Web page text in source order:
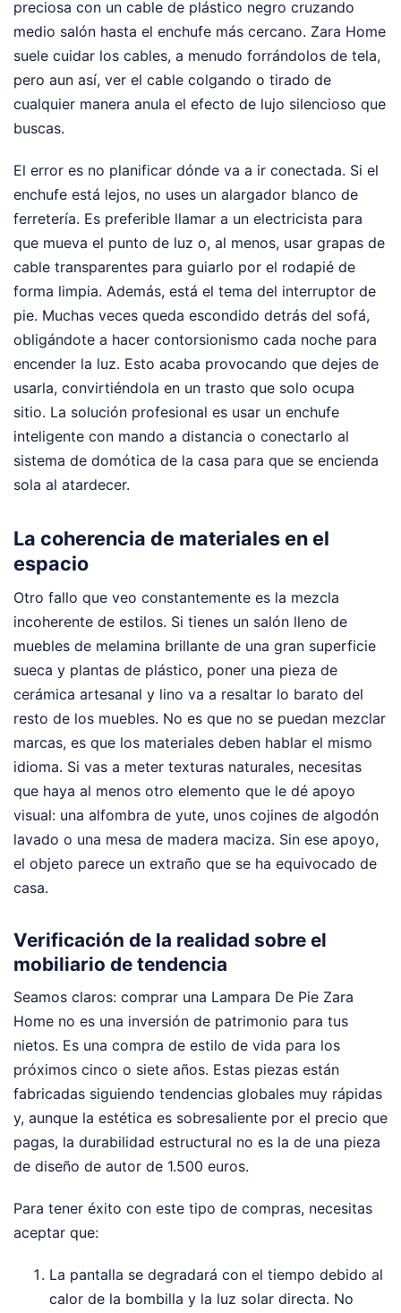
preciosa con un cable de plástico negro cruzando
medio salón hasta el enchufe más cercano. Zara Home
suele cuidar los cables, a menudo forrándolos de tela,
pero aun así, ver el cable colgando o tirado de
cualquier manera anula el efecto de lujo silencioso que
buscas.
El error es no planificar dónde va a ir conectada. Si el
enchufe está lejos, no uses un alargador blanco de
ferretería. Es preferible llamar a un electricista para
que mueva el punto de luz o, al menos, usar grapas de
cable transparentes para guiarlo por el rodapié de
forma limpia. Además, está el tema del interruptor de
pie. Muchas veces queda escondido detrás del sofá,
obligándote a hacer contorsionismo cada noche para
encender la luz. Esto acaba provocando que dejes de
usarla, convirtiéndola en un trasto que solo ocupa
sitio. La solución profesional es usar un enchufe
inteligente con mando a distancia o conectarlo al
sistema de domótica de la casa para que se encienda
sola al atardecer.
La coherencia de materiales en el
espacio
Otro fallo que veo constantemente es la mezcla
incoherente de estilos. Si tienes un salón lleno de
muebles de melamina brillante de una gran superficie
sueca y plantas de plástico, poner una pieza de
cerámica artesanal y lino va a resaltar lo barato del
resto de los muebles. No es que no se puedan mezclar
marcas, es que los materiales deben hablar el mismo
idioma. Si vas a meter texturas naturales, necesitas
que haya al menos otro elemento que le dé apoyo
visual: una alfombra de yute, unos cojines de algodón
lavado o una mesa de madera maciza. Sin ese apoyo,
el objeto parece un extraño que se ha equivocado de
casa.
Verificación de la realidad sobre el
mobiliario de tendencia
Seamos claros: comprar una Lampara De Pie Zara
Home no es una inversión de patrimonio para tus
nietos. Es una compra de estilo de vida para los
próximos cinco o siete años. Estas piezas están
fabricadas siguiendo tendencias globales muy rápidas
y, aunque la estética es sobresaliente por el precio que
pagas, la durabilidad estructural no es la de una pieza
de diseño de autor de 1.500 euros.
Para tener éxito con este tipo de compras, necesitas
aceptar que:
La pantalla se degradará con el tiempo debido al
calor de la bombilla y la luz solar directa. No